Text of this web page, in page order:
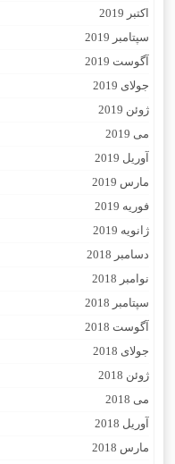
اکتبر 2019
سپتامبر 2019
آگوست 2019
جولای 2019
ژوئن 2019
می 2019
آوریل 2019
مارس 2019
فوریه 2019
ژانویه 2019
دسامبر 2018
نوامبر 2018
سپتامبر 2018
آگوست 2018
جولای 2018
ژوئن 2018
می 2018
آوریل 2018
مارس 2018